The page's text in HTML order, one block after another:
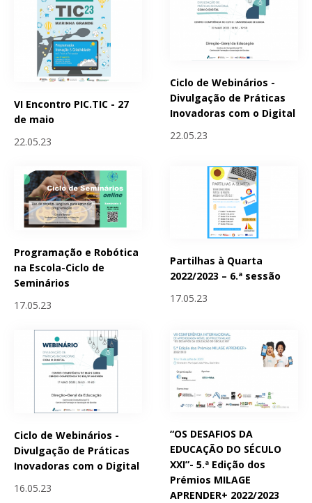
VI Encontro PIC.TIC - 27
de maio
22.05.23
Ciclo de Webinários -
Divulgação de Práticas
Inovadoras com o Digital
22.05.23
Programação e Robótica
na Escola-Ciclo de
Seminários
17.05.23
Partilhas à Quarta
2022/2023 – 6.ª sessão
17.05.23
Ciclo de Webinários -
Divulgação de Práticas
Inovadoras com o Digital
16.05.23
“OS DESAFIOS DA
EDUCAÇÃO DO SÉCULO
XXI”- 5.ª Edição dos
Prémios MILAGE
APRENDER+ 2022/2023